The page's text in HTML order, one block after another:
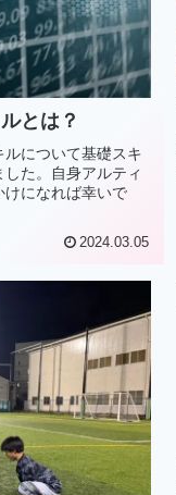
とは？
について基礎スキ
た。自身アルティ
けになれば幸いで
2024.03.05